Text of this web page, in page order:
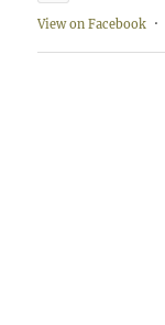
View on Facebook ·